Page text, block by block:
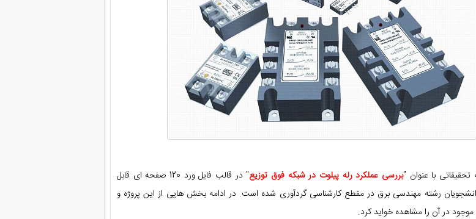
تحقیقاتی با عنوان "بررسی عملکرد رله پیلوت در شبکه فوق توزیع
" در قالب فایل ورد 120 صفحه ای قابل
رشته مهندسی برق در مقطع کارشناسی گردآوری شده است. در ادامه بخش هایی از این پروژه و
در آن را مشاهده خواید کرد.